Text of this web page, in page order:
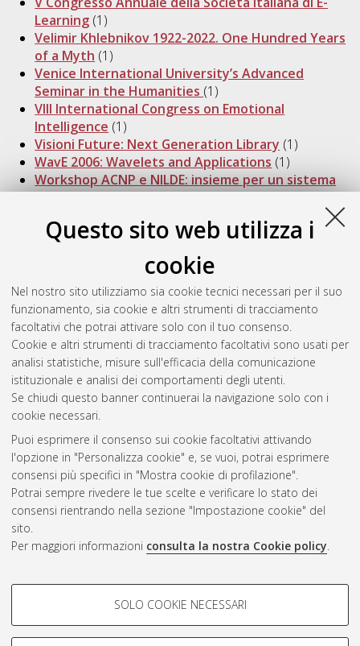
Questo sito web utilizza i
cookie
Nel nostro sito utilizziamo sia cookie tecnici necessari per il suo
funzionamento, sia cookie e altri strumenti di tracciamento
facoltativi che potrai attivare solo con il tuo consenso.
Cookie e altri strumenti di tracciamento facoltativi sono usati per
analisi statistiche, misure sull'efficacia della comunicazione
istituzionale e analisi dei comportamenti degli utenti.
Se chiudi questo banner continuerai la navigazione solo con i
cookie necessari.
Puoi esprimere il consenso sui cookie facoltativi attivando
l'opzione in "Personalizza cookie" e, se vuoi, potrai esprimere
consensi più specifici in "Mostra cookie di profilazione".
Potrai sempre rivedere le tue scelte e verificare lo stato dei
consensi rientrando nella sezione "Impostazione cookie" del
sito.
Per maggiori informazioni consulta la nostra Cookie policy.
COOKIE DI PROFILAZIONE -
Si tratta di cookie utilizzati per analizzare le caratteristiche della
SOLO COOKIE NECESSARI
Learning (1)
Velimir Khlebnikov 1922-2022. One Hundred Years
of a Myth (1)
Venice International University’s Advanced
Seminar in the Humanities (1)
VIII International Congress on Emotional
Intelligence (1)
Visioni Future: Next Generation Library (1)
WavE 2006: Wavelets and Applications (1)
Workshop ACNP e NILDE: insieme per un sistema
integrato dei periodici(9)
XLI Convegno Nazionale dell'Accademia Italiana di
Economia Aziendale (AIDEA) (1)
XV Convegno Nazionale della Sezione di Psicologia
Sociale dell’AIP(1)
XVII Congresso Internazionale di Archeologia
Classica (1)
XXIIIrd International CIPA Symposium(1)
XXXIII Convegno Aidea Pubblico e non profit per un
mercato responsabile e solidale(2)
Atom
Rss
2.0
AMS Acta
ISSN: 2038-7954
re3data.org -
doi.org/10.17616/R3P19R
Servizio implementato e
Impostazioni Cookie
repository